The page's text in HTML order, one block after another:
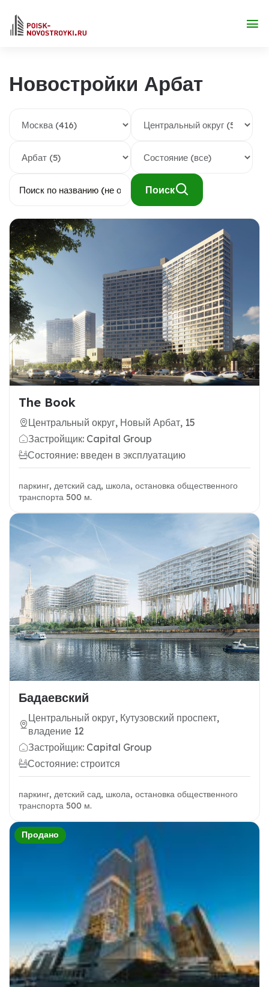
Новостройки Арбат
Поиск
The Book
Центральный округ, Новый Арбат, 15
Застройщик: Capital Group
Состояние: введен в эксплуатацию
паркинг, детский сад, школа, остановка общественного
транспорта 500 м.
Бадаевский
Центральный округ, Кутузовский проспект,
владение 12
Застройщик: Capital Group
Состояние: строится
паркинг, детский сад, школа, остановка общественного
транспорта 500 м.
Продано